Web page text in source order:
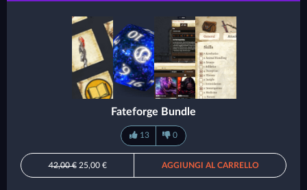
Fateforge Bundle
13 0
42,00 €25,00 € AGGIUNGI AL CARRELLO